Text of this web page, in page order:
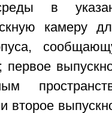
в
камеру
второе